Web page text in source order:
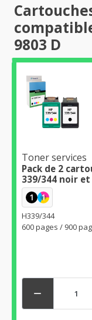
9803 D
Toner services
Pack de 2
339/344 noir
1 1
H339/344
600 pages / 900
